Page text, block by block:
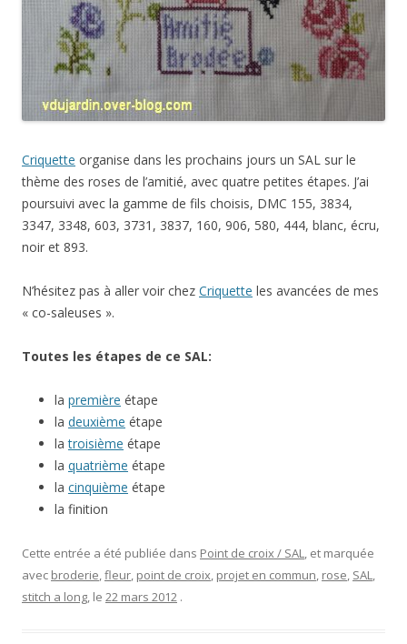
Criquette organise dans les prochains jours un SAL sur le
thème des roses de l’amitié, avec quatre petites étapes. J’ai
poursuivi avec la gamme de fils choisis, DMC 155, 3834,
3347, 3348, 603, 3731, 3837, 160, 906, 580, 444, blanc, écru,
noir et 893.
N’hésitez pas à aller voir chez Criquette les avancées de mes
« co-saleuses ».
Toutes les étapes de ce SAL:
la première étape
la deuxième étape
latroisième étape
la quatrième étape
la cinquième étape
la finition
Cette entrée a été publiée dans Point de croix / SAL, et marquée
avec broderie,fleur, point de croix, projet en commun, rose, SAL,
stitch a long, le 22 mars 2012 .